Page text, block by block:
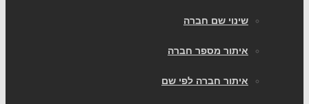
שינוי שם חברה
איתור מספר חברה
איתור חברה לפי שם